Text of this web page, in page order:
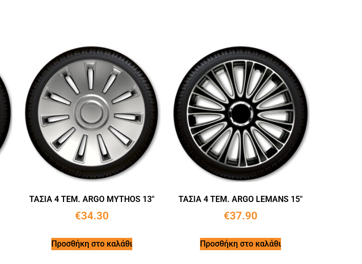
ΤΑΣΙΑ 4 ΤΕΜ. ARGO MYTHOS 13″
€34.30
Προσθήκη στο καλάθι
ΤΑΣΙΑ 4 ΤΕΜ. ARGO LEMANS 15″
€37.90
Προσθήκη στο καλάθι